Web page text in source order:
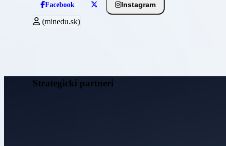
Facebook Instagram
(minedu.sk)
Strategickí partneri